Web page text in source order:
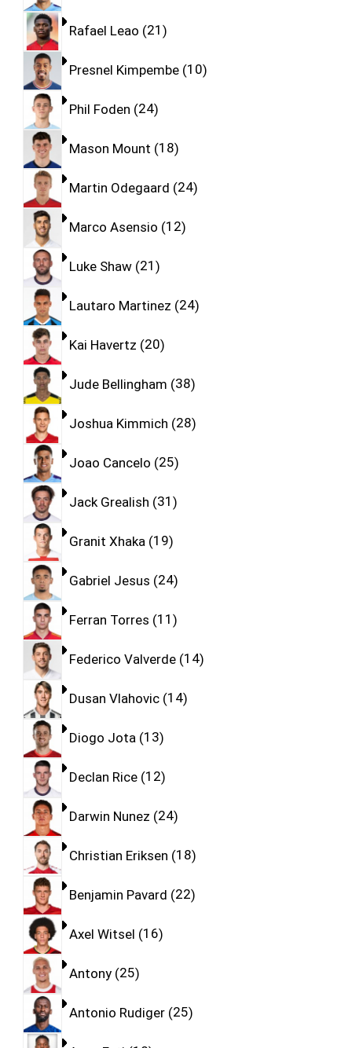
Rafael Leao 21
Presnel Kimpembe 10
Phil Foden 24
Mason Mount 18
Martin Odegaard 24
Marco Asensio 12
Luke Shaw 21
Lautaro Martinez 24
Kai Havertz 20
Jude Bellingham 38
Joshua Kimmich 28
Joao Cancelo 25
Jack Grealish 31
Granit Xhaka 19
Gabriel Jesus 24
Ferran Torres 11
Federico Valverde 14
Dusan Vlahovic 14
Diogo Jota 13
Declan Rice 12
Darwin Nunez 24
Christian Eriksen 18
Benjamin Pavard 22
Axel Witsel 16
Antony 25
Antonio Rudiger 25